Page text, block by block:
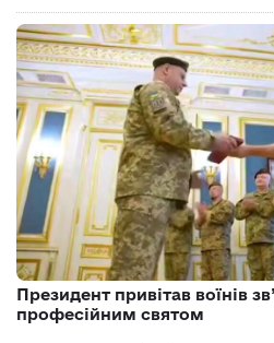
Президент привітав воїнів
професійним святом